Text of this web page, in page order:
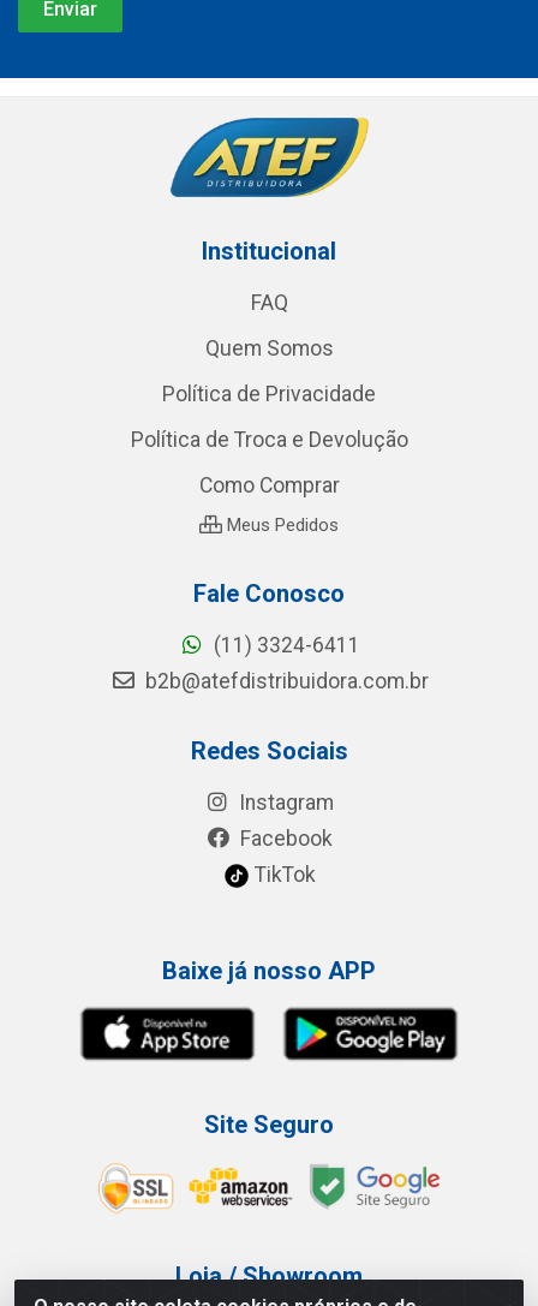
Institucional
FAQ
Quem Somos
Política de Privacidade
Política de Troca e Devolução
Como Comprar
Meus Pedidos
Fale Conosco
(11) 3324-6411
b2b@atefdistribuidora.com.br
Redes Sociais
Instagram
Facebook
TikTok
Baixe já nosso APP
Site Seguro
Loja / Showroom